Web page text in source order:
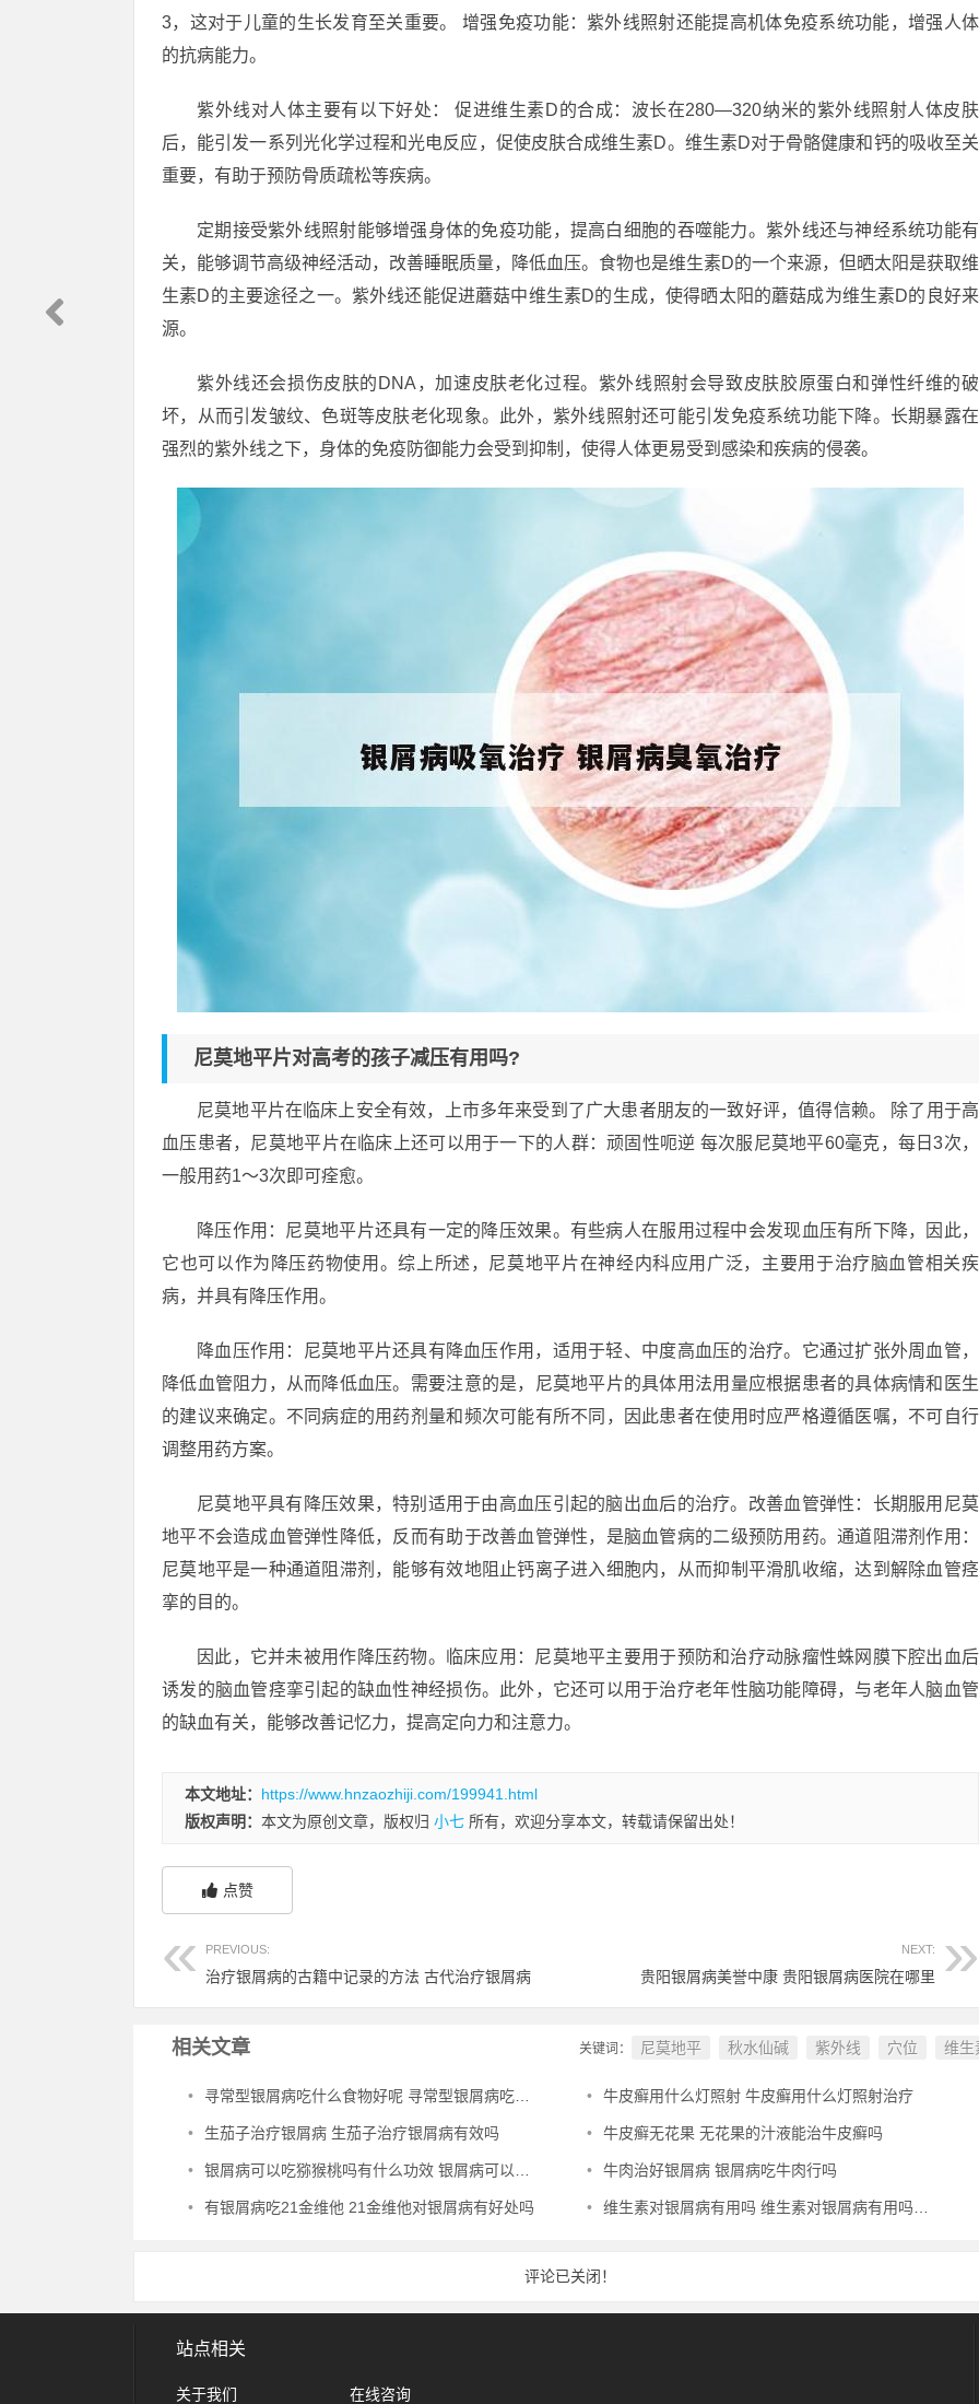
3，这对于儿童的生长发育至关重要。 增强免疫功能：紫外线照射还能提高机体免疫系统功能，增强人体
的抗病能力。
紫外线对人体主要有以下好处： 促进维生素D的合成：波长在280—320纳米的紫外线照射人体皮肤
后，能引发一系列光化学过程和光电反应，促使皮肤合成维生素D。维生素D对于骨骼健康和钙的吸收至关
重要，有助于预防骨质疏松等疾病。
定期接受紫外线照射能够增强身体的免疫功能，提高白细胞的吞噬能力。紫外线还与神经系统功能有
关，能够调节高级神经活动，改善睡眠质量，降低血压。食物也是维生素D的一个来源，但晒太阳是获取维
生素D的主要途径之一。紫外线还能促进蘑菇中维生素D的生成，使得晒太阳的蘑菇成为维生素D的良好来
源。
紫外线还会损伤皮肤的DNA，加速皮肤老化过程。紫外线照射会导致皮肤胶原蛋白和弹性纤维的破
坏，从而引发皱纹、色斑等皮肤老化现象。此外，紫外线照射还可能引发免疫系统功能下降。长期暴露在
强烈的紫外线之下，身体的免疫防御能力会受到抑制，使得人体更易受到感染和疾病的侵袭。
尼莫地平片对高考的孩子减压有用吗?
尼莫地平片在临床上安全有效，上市多年来受到了广大患者朋友的一致好评，值得信赖。 除了用于高
血压患者，尼莫地平片在临床上还可以用于一下的人群：顽固性呃逆 每次服尼莫地平60毫克，每日3次，
一般用药1～3次即可痊愈。
降压作用：尼莫地平片还具有一定的降压效果。有些病人在服用过程中会发现血压有所下降，因此，
它也可以作为降压药物使用。综上所述，尼莫地平片在神经内科应用广泛，主要用于治疗脑血管相关疾
病，并具有降压作用。
降血压作用：尼莫地平片还具有降血压作用，适用于轻、中度高血压的治疗。它通过扩张外周血管，
降低血管阻力，从而降低血压。需要注意的是，尼莫地平片的具体用法用量应根据患者的具体病情和医生
的建议来确定。不同病症的用药剂量和频次可能有所不同，因此患者在使用时应严格遵循医嘱，不可自行
调整用药方案。
尼莫地平具有降压效果，特别适用于由高血压引起的脑出血后的治疗。改善血管弹性：长期服用尼莫
地平不会造成血管弹性降低，反而有助于改善血管弹性，是脑血管病的二级预防用药。通道阻滞剂作用：
尼莫地平是一种通道阻滞剂，能够有效地阻止钙离子进入细胞内，从而抑制平滑肌收缩，达到解除血管痉
挛的目的。
因此，它并未被用作降压药物。临床应用：尼莫地平主要用于预防和治疗动脉瘤性蛛网膜下腔出血后
诱发的脑血管痉挛引起的缺血性神经损伤。此外，它还可以用于治疗老年性脑功能障碍，与老年人脑血管
的缺血有关，能够改善记忆力，提高定向力和注意力。
本文地址： https://www.hnzaozhiji.com/199941.html
版权声明： 本文为原创文章，版权归 小七 所有，欢迎分享本文，转载请保留出处！
点赞
PREVIOUS:
治疗银屑病的古籍中记录的方法 古代治疗银屑病
NEXT:
贵阳银屑病美誉中康 贵阳银屑病医院在哪里
相关文章 关键词： 尼莫地平 秋水仙碱 紫外线 穴位 维生
• 寻常型银屑病吃什么食物好呢 寻常型银屑病吃什么药效果好 • 牛皮癣用什么灯照射 牛皮癣用什么灯照射治疗
• 生茄子治疗银屑病 生茄子治疗银屑病有效吗 • 牛皮癣无花果 无花果的汁液能治牛皮癣吗
• 银屑病可以吃猕猴桃吗有什么功效 银屑病可以吃猕猴桃吗有什么功效和作用 • 牛肉治好银屑病 银屑病吃牛肉行吗
• 有银屑病吃21金维他 21金维他对银屑病有好处吗 • 维生素对银屑病有用吗 维生素对银屑病有用吗百度百科
评论已关闭！
站点相关
关于我们 在线咨询